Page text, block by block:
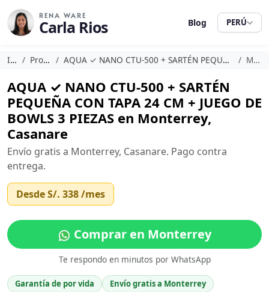
RENA WARE
Carla Rios Blog PERÚ
Inicio Promociones AQUA ✓ NANO CTU-500 + SARTÉN PEQUEÑA CON TAPA 24 CM + JUEGO DE BOWLS 3 PIEZAS Monterrey
AQUA ✓ NANO CTU-500 + SARTÉN
PEQUEÑA CON TAPA 24 CM + JUEGO DE
BOWLS 3 PIEZAS en Monterrey,
Casanare
Envío gratis a Monterrey, Casanare. Pago contra
entrega.
DesdeS/. 338/mes
Comprar en Monterrey
Te respondo en minutos por WhatsApp
Garantía de por vida
Envío gratis a Monterrey